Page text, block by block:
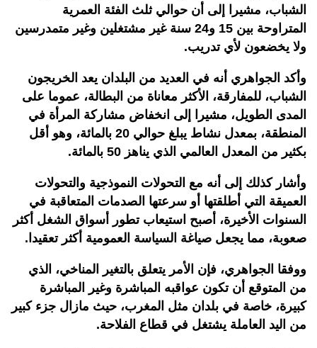
الشباب، مشيرا إلى أن حوالي ثلث الفئة العمرية
المتراوحة بين 15 و24 سنة غير مشتغلين وغير متمدرسين
ولا يخضعون لأي تدريب.
وأكد الجواهري أنه في العديد من البلدان يعد الخريجون
الشباب، للمفارقة، الأكثر معاناة من البطالة، عموما على
المدى الطويل، مشيرا إلى انخفاض مشاركة المرأة في
المنطقة، بمعدل نشاط يبلغ حوالي 20 بالمائة، وهو أقل
بكثير من المعدل العالمي الذي يناهز 50 بالمائة.
وأشار كذلك إلى أنه مع التحولات النموذجية والتحولات
العميقة التي أطلقتها أو سرعتها الصدمات المتعاقبة في
السنوات الأخيرة، أصبح استيعاب تطور أسواق الشغل أكثر
صعوبة، مما يجعل صياغة السياسة العمومية أكثر تعقيدا.
ووفقا الجواهري، فإن الأمر يتعلق بالتغير المناخي، الذي
من المتوقع أن تكون عواقبه المباشرة وغير المباشرة
كبيرة، خاصة في بلدان مثل المغرب، حيث مازال جزء كبير
من اليد العاملة يشتغل في قطاع الفلاحة.